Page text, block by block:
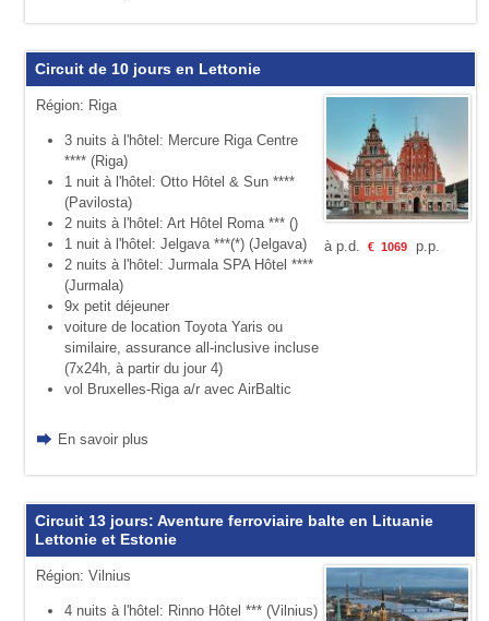
Circuit de 10 jours en Lettonie
Région: Riga
3 nuits à l'hôtel: Mercure Riga Centre
**** (Riga)
1 nuit à l'hôtel: Otto Hôtel & Sun ****
(Pavilosta)
2 nuits à l'hôtel: Art Hôtel Roma *** ()
1 nuit à l'hôtel: Jelgava ***(*) (Jelgava)
2 nuits à l'hôtel: Jurmala SPA Hôtel ****
(Jurmala)
9x petit déjeuner
voiture de location Toyota Yaris ou
similaire, assurance all-inclusive incluse
(7x24h, à partir du jour 4)
vol Bruxelles-Riga a/r avec AirBaltic
En savoir plus
à p.d. € 1069p.p.
Circuit 13 jours: Aventure ferroviaire balte en Lituanie
Lettonie et Estonie
Région: Vilnius
4 nuits à l'hôtel: Rinno Hôtel *** (Vilnius)